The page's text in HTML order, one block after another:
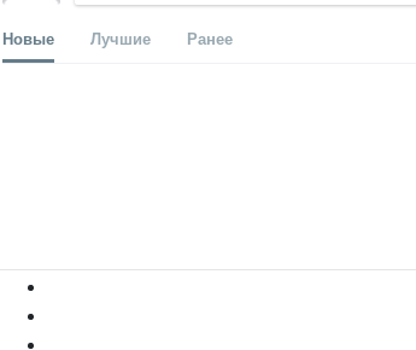
Новые Лучшие Ранее